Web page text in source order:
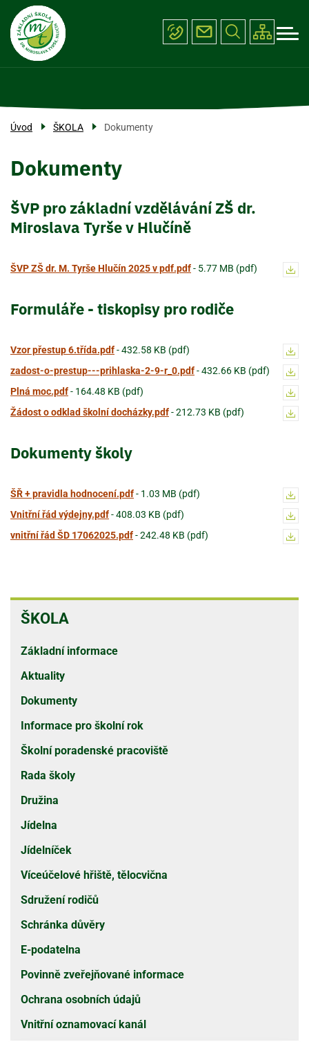
Přejít
hlavnímu
obsahu
Menu
navigace
ŠKOLA
PROJEKTY
ÚŘEDNÍ DESKA
KONTAKTY
ŠKOLA
ŠKOLA
Základní informace
Aktuality
Dokumenty
Informace pro školní rok
Školní poradenské pracoviště
Rada školy
Družina
Jídelna
Jídelníček
Víceúčelové hřiště, tělocvična
Sdružení rodičů
Schránka důvěry
E-podatelna
Povinně zveřejňované informace
Ochrana osobních údajů
Vnitřní oznamovací kanál
Úvod ŠKOLA Dokumenty
Dokumenty
ŠVP pro základní vzdělávání ZŠ dr.
Miroslava Tyrše v Hlučíně
ŠVP ZŠ dr. M. Tyrše Hlučín 2025 v pdf.pdf- 5.77 MB (pdf)
Formuláře - tiskopisy pro rodiče
Vzor přestup 6.třída.pdf-432.58 KB (pdf)
zadost-o-prestup---prihlaska-2-9-r_0.pdf-432.66 KB (pdf)
Plná moc.pdf- 164.48 KB (pdf)
Žádost o odklad školní docházky.pdf-212.73 KB (pdf)
Dokumenty školy
ŠŘ + pravidla hodnocení.pdf- 1.03 MB (pdf)
Vnitřní řád výdejny.pdf-408.03 KB (pdf)
vnitřní řád ŠD 17062025.pdf-242.48 KB (pdf)